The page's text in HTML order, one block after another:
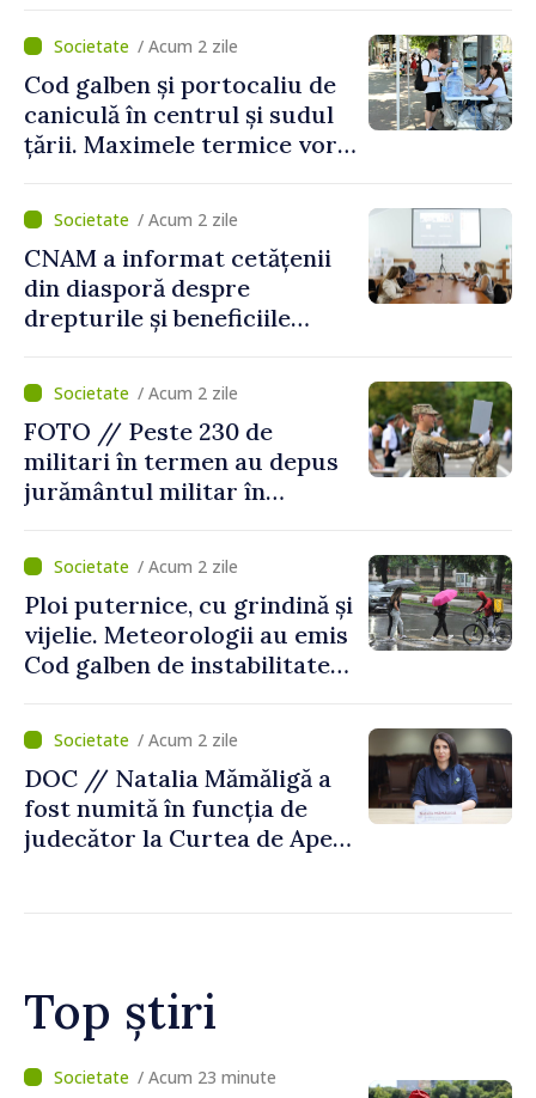
/ Acum 2 zile
Cod galben și portocaliu de
caniculă în centrul și sudul
țării. Maximele termice vor
/ Acum 2 zile
CNAM a informat cetățenii
din diasporă despre
drepturile și beneficiile
/ Acum 2 zile
FOTO // Peste 230 de
militari în termen au depus
jurământul militar în
/ Acum 2 zile
Ploi puternice, cu grindină și
vijelie. Meteorologii au emis
Cod galben de instabilitate
/ Acum 2 zile
DOC // Natalia Mămăligă a
fost numită în funcția de
judecător la Curtea de Apel
Top știri
/ Acum 23 minute